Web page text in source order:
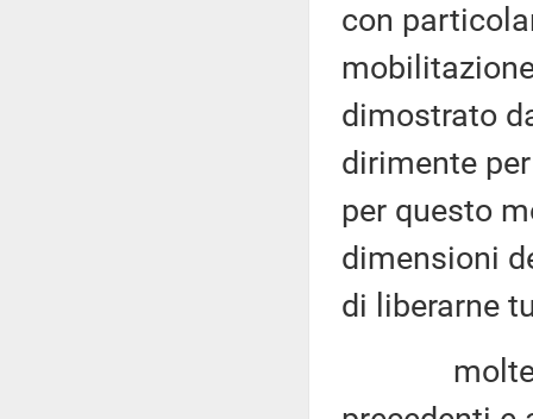
con
dimostrato
dirimente
per questo
dimensioni
di liberarne
molte